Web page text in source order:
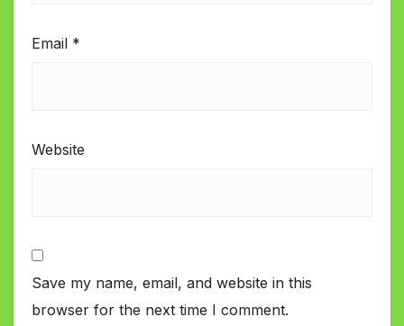
Email *
Website
Save my name, email, and website in this
browser for the next time I comment.